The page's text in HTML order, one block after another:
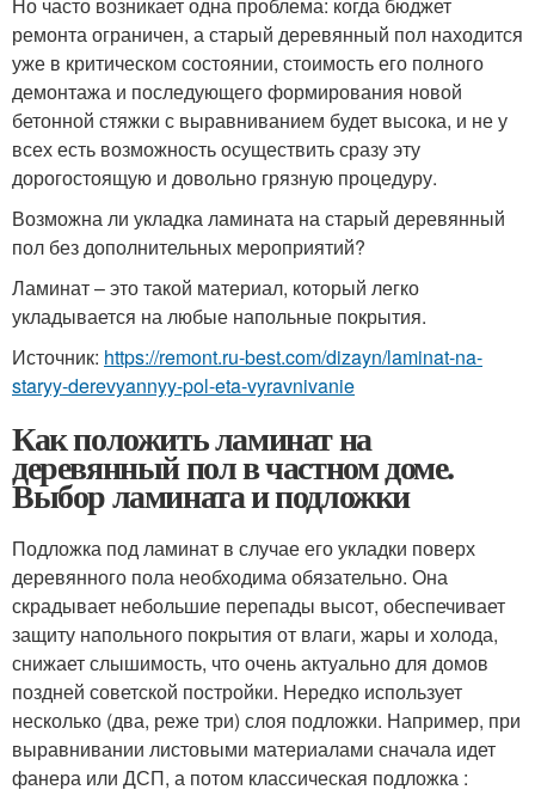
ремонта ограничен, а старый деревянный пол находится
уже в критическом состоянии, стоимость его полного
демонтажа и последующего формирования новой
бетонной стяжки с выравниванием будет высока, и не у
всех есть возможность осуществить сразу эту
дорогостоящую и довольно грязную процедуру.
Возможна ли укладка ламината на старый деревянный
пол без дополнительных мероприятий?
Ламинат – это такой материал, который легко
укладывается на любые напольные покрытия.
Источник: https://remont.ru-best.com/dizayn/laminat-na-
staryy-derevyannyy-pol-eta-vyravnivanie
Как положить ламинат на
деревянный пол в частном доме.
Выбор ламината и подложки
Подложка под ламинат в случае его укладки поверх
деревянного пола необходима обязательно. Она
скрадывает небольшие перепады высот, обеспечивает
защиту напольного покрытия от влаги, жары и холода,
снижает слышимость, что очень актуально для домов
поздней советской постройки. Нередко использует
несколько (два, реже три) слоя подложки. Например, при
выравнивании листовыми материалами сначала идет
фанера или ДСП, а потом классическая подложка :